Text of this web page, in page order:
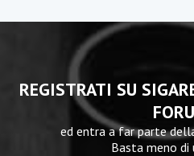
REGISTRATI SU
ed entra a far parte
Basta meno di